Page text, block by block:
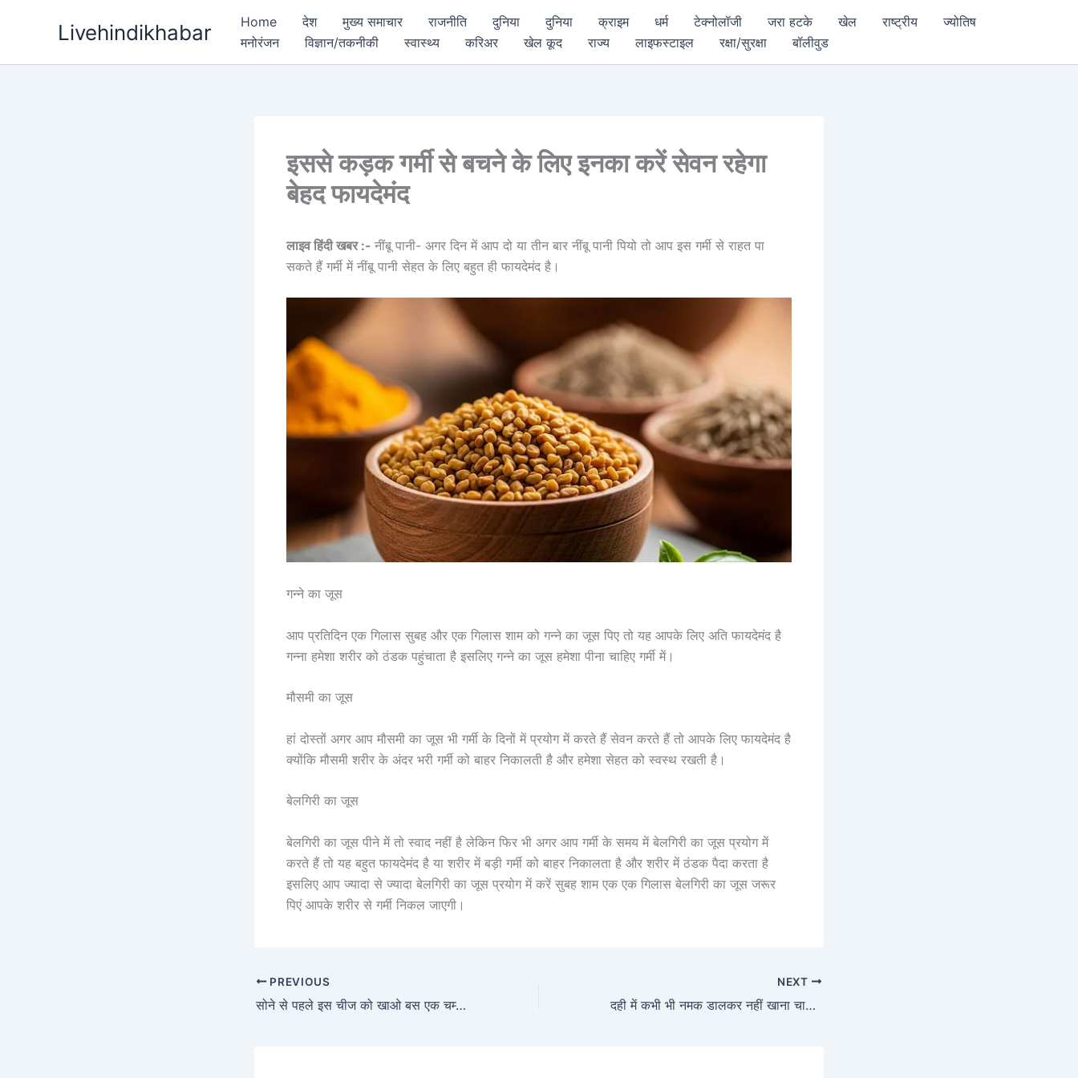
Livehindikhabar Home देश मुख्य समाचार राजनीति दुनिया दुनिया क्राइम धर्म टेक्नोलॉजी जरा हटके खेल राष्ट्रीय
ज्योतिष
मनोरंजन
विज्ञान/तकनीकी स्वास्थ्य करिअर खेल कूद राज्य लाइफस्टाइल रक्षा/सुरक्षा बॉलीवुड
इससे कड़क गर्मी से बचने के लिए इनका करें सेवन रहेगा
बेहद फायदेमंद
लाइव हिंदी खबर :- नींबू पानी- अगर दिन में आप दो या तीन बार नींबू पानी पियो तो आप इस गर्मी से राहत पा
सकते हैं गर्मी में नींबू पानी सेहत के लिए बहुत ही फायदेमंद है।
गन्ने का जूस
आप प्रतिदिन एक गिलास सुबह और एक गिलास शाम को गन्ने का जूस पिए तो यह आपके लिए अति फायदेमंद है
गन्ना हमेशा शरीर को ठंडक पहुंचाता है इसलिए गन्ने का जूस हमेशा पीना चाहिए गर्मी में।
मौसमी का जूस
हां दोस्तों अगर आप मौसमी का जूस भी गर्मी के दिनों में प्रयोग में करते हैं सेवन करते हैं तो आपके लिए फायदेमंद है
क्योंकि मौसमी शरीर के अंदर भरी गर्मी को बाहर निकालती है और हमेशा सेहत को स्वस्थ रखती है।
बेलगिरी का जूस
बेलगिरी का जूस पीने में तो स्वाद नहीं है लेकिन फिर भी अगर आप गर्मी के समय में बेलगिरी का जूस प्रयोग में
करते हैं तो यह बहुत फायदेमंद है या शरीर में बड़ी गर्मी को बाहर निकालता है और शरीर में ठंडक पैदा करता है
इसलिए आप ज्यादा से ज्यादा बेलगिरी का जूस प्रयोग में करें सुबह शाम एक एक गिलास बेलगिरी का जूस जरूर
पिएं आपके शरीर से गर्मी निकल जाएगी।
PREVIOUS
सोने से पहले इस चीज को खाओ बस एक चम्मच खुल जाएगी आपकी हर नस
NEXT
दही में कभी भी नमक डालकर नहीं खाना चाहिए एक बार जरूर पढ़ ले यह न्यूज़